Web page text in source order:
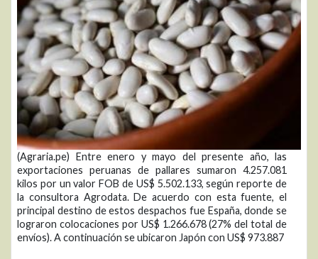
(Agraria.pe) Entre enero y mayo del presente año, las
exportaciones peruanas de pallares sumaron 4.257.081
kilos por un valor FOB de US$ 5.502.133, según reporte de
la consultora Agrodata. De acuerdo con esta fuente, el
principal destino de estos despachos fue España, donde se
lograron colocaciones por US$ 1.266.678 (27% del total de
envíos). A continuación se ubicaron Japón con US$ 973.887